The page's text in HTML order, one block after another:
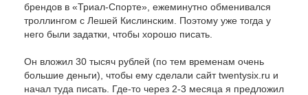
брендов в «Триал-Спорте», ежеминутно обменивался
троллингом с Лешей Кислинским. Поэтому уже тогда у
него были задатки, чтобы хорошо писать.
Он вложил 30 тысяч рублей (по тем временам очень
большие деньги), чтобы ему сделали сайт twentysix.ru и
начал туда писать. Где-то через 2-3 месяца я предложил